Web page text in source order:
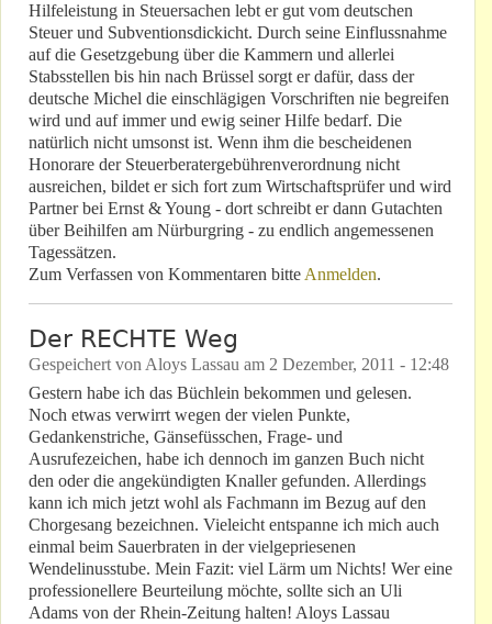
Hilfeleistung in Steuersachen lebt er gut vom deutschen
Steuer und Subventionsdickicht. Durch seine Einflussnahme
auf die Gesetzgebung über die Kammern und allerlei
Stabsstellen bis hin nach Brüssel sorgt er dafür, dass der
deutsche Michel die einschlägigen Vorschriften nie begreifen
wird und auf immer und ewig seiner Hilfe bedarf. Die
natürlich nicht umsonst ist. Wenn ihm die bescheidenen
Honorare der Steuerberatergebührenverordnung nicht
ausreichen, bildet er sich fort zum Wirtschaftsprüfer und wird
Partner bei Ernst & Young - dort schreibt er dann Gutachten
über Beihilfen am Nürburgring - zu endlich angemessenen
Tagessätzen.
Zum Verfassen von Kommentaren bitte Anmelden.
Der RECHTE Weg
Gespeichert von Aloys Lassau am 2 Dezember, 2011 - 12:48
Gestern habe ich das Büchlein bekommen und gelesen.
Noch etwas verwirrt wegen der vielen Punkte,
Gedankenstriche, Gänsefüsschen, Frage- und
Ausrufezeichen, habe ich dennoch im ganzen Buch nicht
den oder die angekündigten Knaller gefunden. Allerdings
kann ich mich jetzt wohl als Fachmann im Bezug auf den
Chorgesang bezeichnen. Vieleicht entspanne ich mich auch
einmal beim Sauerbraten in der vielgepriesenen
Wendelinusstube. Mein Fazit: viel Lärm um Nichts! Wer eine
professionellere Beurteilung möchte, sollte sich an Uli
Adams von der Rhein-Zeitung halten! Aloys Lassau